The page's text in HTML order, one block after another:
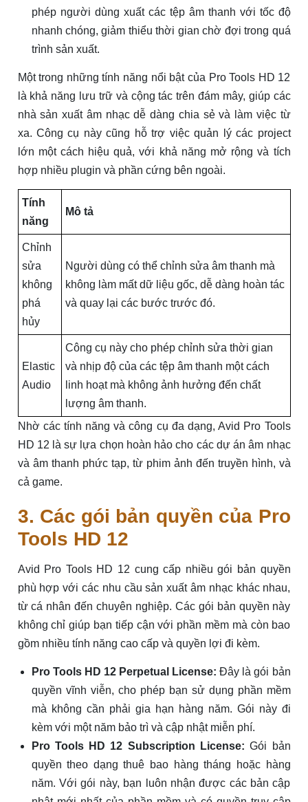
phép người dùng xuất các tệp âm thanh với tốc độ
nhanh chóng, giảm thiểu thời gian chờ đợi trong quá
trình sản xuất.
Một trong những tính năng nổi bật của Pro Tools HD 12
là khả năng lưu trữ và cộng tác trên đám mây, giúp các
nhà sản xuất âm nhạc dễ dàng chia sẻ và làm việc từ
xa. Công cụ này cũng hỗ trợ việc quản lý các project
lớn một cách hiệu quả, với khả năng mở rộng và tích
hợp nhiều plugin và phần cứng bên ngoài.
Tính
năng
Mô tả
Chỉnh
sửa
không
phá
hủy
Người dùng có thể chỉnh sửa âm thanh mà
không làm mất dữ liệu gốc, dễ dàng hoàn tác
và quay lại các bước trước đó.
Elastic
Audio
Công cụ này cho phép chỉnh sửa thời gian
và nhịp độ của các tệp âm thanh một cách
linh hoạt mà không ảnh hưởng đến chất
lượng âm thanh.
Nhờ các tính năng và công cụ đa dạng, Avid Pro Tools
HD 12 là sự lựa chọn hoàn hảo cho các dự án âm nhạc
và âm thanh phức tạp, từ phim ảnh đến truyền hình, và
cả game.
3. Các gói bản quyền của Pro
Tools HD 12
Avid Pro Tools HD 12 cung cấp nhiều gói bản quyền
phù hợp với các nhu cầu sản xuất âm nhạc khác nhau,
từ cá nhân đến chuyên nghiệp. Các gói bản quyền này
không chỉ giúp bạn tiếp cận với phần mềm mà còn bao
gồm nhiều tính năng cao cấp và quyền lợi đi kèm.
Pro Tools HD 12 Perpetual License: Đây là gói bản
quyền vĩnh viễn, cho phép bạn sử dụng phần mềm
mà không cần phải gia hạn hàng năm. Gói này đi
kèm với một năm bảo trì và cập nhật miễn phí.
Pro Tools HD 12 Subscription License: Gói bản
quyền theo dạng thuê bao hàng tháng hoặc hàng
năm. Với gói này, bạn luôn nhận được các bản cập